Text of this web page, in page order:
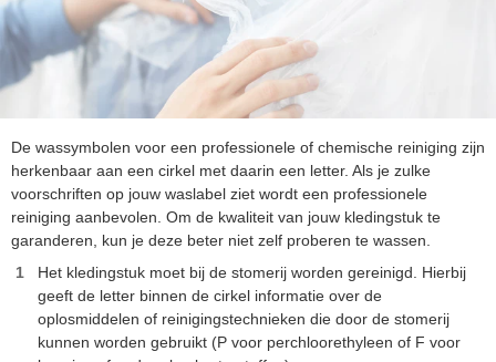
De wassymbolen voor een professionele of chemische reiniging zijn
herkenbaar aan een cirkel met daarin een letter. Als je zulke
voorschriften op jouw waslabel ziet wordt een professionele
reiniging aanbevolen. Om de kwaliteit van jouw kledingstuk te
garanderen, kun je deze beter niet zelf proberen te wassen.
Het kledingstuk moet bij de stomerij worden gereinigd. Hierbij
geeft de letter binnen de cirkel informatie over de
oplosmiddelen of reinigingstechnieken die door de stomerij
kunnen worden gebruikt (P voor perchloorethyleen of F voor